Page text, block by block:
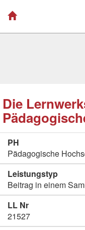
Die
PH
Pädagogische
Leistungstyp
Beitrag in einem
LL Nr
21527